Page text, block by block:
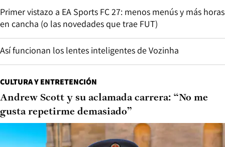
Primer vistazo a EA Sports FC 27: menos menús y más horas
en cancha (o las novedades que trae FUT)
Así funcionan los lentes inteligentes de Vozinha
CULTURA Y ENTRETENCIÓN
Andrew Scott y su aclamada carrera: “No me
gusta repetirme demasiado”